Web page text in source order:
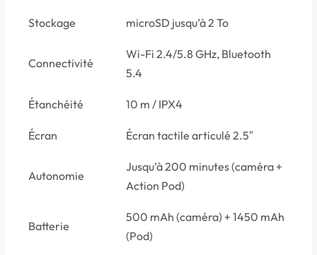
Stockage microSD jusqu’à 2 To
Connectivité
Wi-Fi 2.4/5.8 GHz, Bluetooth
5.4
Étanchéité 10 m / IPX4
Écran Écran tactile articulé 2.5″
Autonomie
Jusqu’à 200 minutes (caméra +
Action Pod)
Batterie
500 mAh (caméra) + 1450 mAh
(Pod)